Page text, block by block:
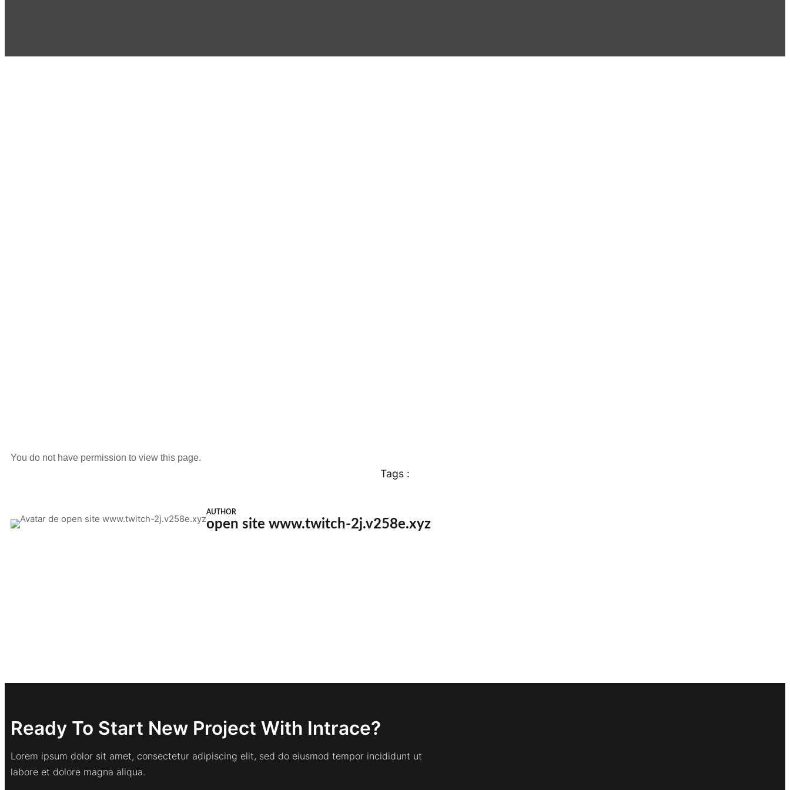
You do not have permission to view this page.
Tags :
AUTHOR
open site www.twitch-2j.v258e.xyz
Ready To Start New Project With Intrace?
Lorem ipsum dolor sit amet, consectetur adipiscing elit, sed do eiusmod tempor incididunt ut
labore et dolore magna aliqua.